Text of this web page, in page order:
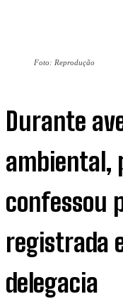
Foto: Reprodução
Durante
ambiental,
confessou
registrada
delegacia